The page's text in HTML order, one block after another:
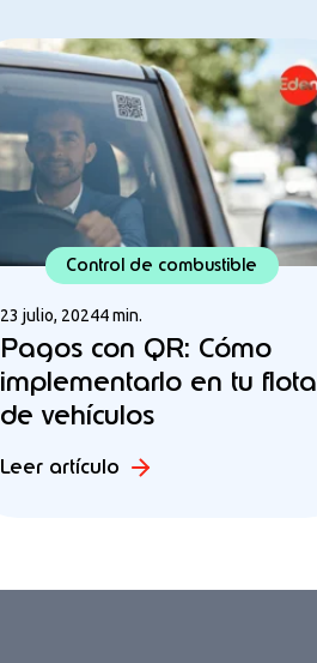
Control de combustible
23 julio, 20244 min.
Pagos con QR: Cómo
implementarlo en tu flota
de vehículos
Leer artículo